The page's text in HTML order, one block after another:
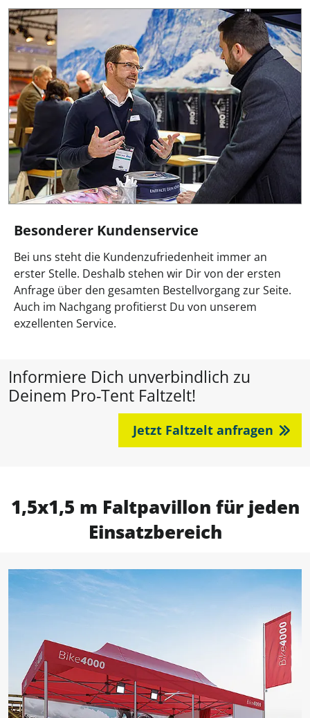
Besonderer Kundenservice
Bei uns steht die Kundenzufriedenheit immer an
erster Stelle. Deshalb stehen wir Dir von der ersten
Anfrage über den gesamten Bestellvorgang zur Seite.
Auch im Nachgang profitierst Du von unserem
exzellenten Service.
Informiere Dich unverbindlich zu
Deinem Pro-Tent Faltzelt!
Jetzt Faltzelt anfragen
1,5x1,5 m Faltpavillon für jeden
Einsatzbereich